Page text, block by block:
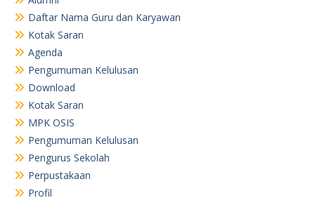
RKAS TP 20-21
RKAS TP 2017-2018
Sejarah Singkat
Sekapur Sirih
SKEP Kelulusan
SKEP Kelulusan Siswa Tahun 2019
TU
Visi dan Misi
TU
TU
RKAS TP. 23-24